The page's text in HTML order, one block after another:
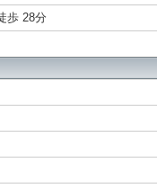
歩 28分